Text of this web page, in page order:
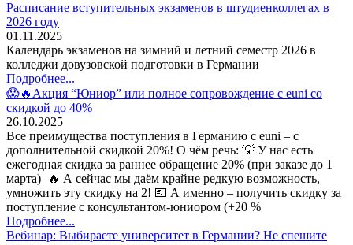
Расписание вступительных экзаменов в штудиенколлегах в
2026 году
01.11.2025
Календарь экзаменов на зимний и летний семестр 2026 в
колледжи довузовской подготовки в Германии
Подробнее...
😱🔥Акция “Юниор” или полное сопровождение с euni со
скидкой до 40%
26.10.2025
Все преимущества поступления в Германию с euni – с
дополнительной скидкой 20%! О чём речь: 💡 У нас есть
ежегодная скидка за раннее обращение 20% (при заказе до 1
марта) 🔥 А сейчас мы даём крайне редкую возможность,
умножить эту скидку на 2! 💶 А именно – получить скидку за
поступление с консультантом-юниором (+20 %
Подробнее...
Вебинар: Выбираете университет в Германии? Не спешите